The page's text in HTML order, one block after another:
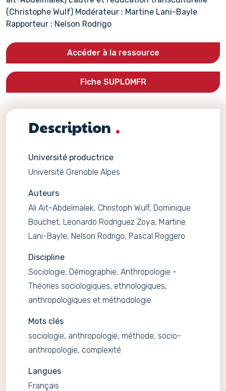
(Christophe Wulf) Modérateur : Martine Lani-Bayle
Rapporteur : Nelson Rodrigo
Accéder à la ressource
Fiche SUPLOMFR
Description
Université productrice
Université Grenoble Alpes
Auteurs
Ali Aït-Abdelmalek, Christoph Wulf, Dominique
Bouchet, Leonardo Rodriguez Zoya, Martine
Lani-Bayle, Nelson Rodrigo, Pascal Roggero
Discipline
Sociologie, Démographie, Anthropologie -
Théories sociologiques, ethnologiques,
anthropologiques et méthodologie
Mots clés
sociologie, anthropologie, méthode, socio-
anthropologie, complexité
Langues
Français